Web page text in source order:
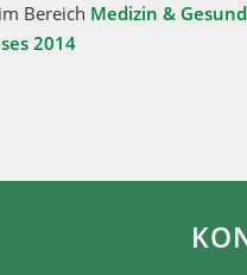
Bereich Medizin &
2014